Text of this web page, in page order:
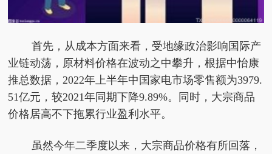
首先，从成本方面来看，受地缘政治影响国际产
业链动荡，原材料价格在波动之中攀升，根据中怡康
推总数据，2022年上半年中 国家电市场零售额为3979.
51亿元，较2021年同期下降9.89%。同时，大宗商品
价格居高不下拖累行业盈利水平。
虽然今年二季度以来，大宗商品价格有所回落，